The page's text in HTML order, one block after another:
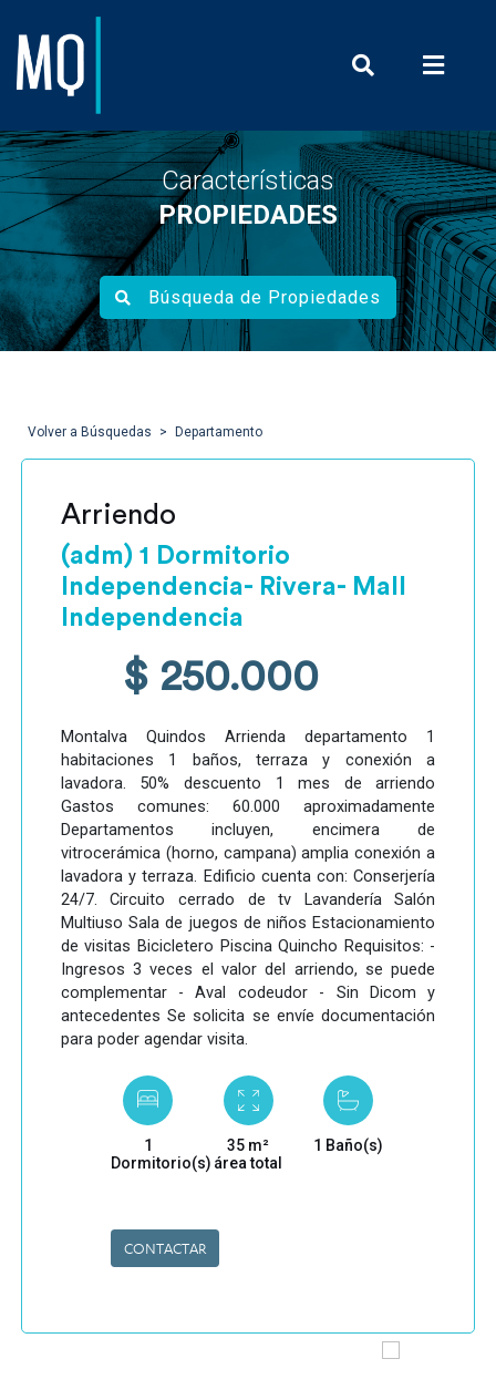
Características
PROPIEDADES
Búsqueda de Propiedades
Volver a Búsquedas Departamento
Arriendo
(adm) 1 Dormitorio
Independencia- Rivera- Mall
Independencia
$ 250.000
Montalva Quindos Arrienda departamento 1
habitaciones 1 baños, terraza y conexión a
lavadora. 50% descuento 1 mes de arriendo
Gastos comunes: 60.000 aproximadamente
Departamentos incluyen, encimera de
vitrocerámica (horno, campana) amplia conexión a
lavadora y terraza. Edificio cuenta con: Conserjería
24/7. Circuito cerrado de tv Lavandería Salón
Multiuso Sala de juegos de niños Estacionamiento
de visitas Bicicletero Piscina Quincho Requisitos: -
Ingresos 3 veces el valor del arriendo, se puede
complementar - Aval codeudor - Sin Dicom y
antecedentes Se solicita se envíe documentación
para poder agendar visita.
1
Dormitorio(s)
35 m²
área total
1 Baño(s)
CONTACTAR